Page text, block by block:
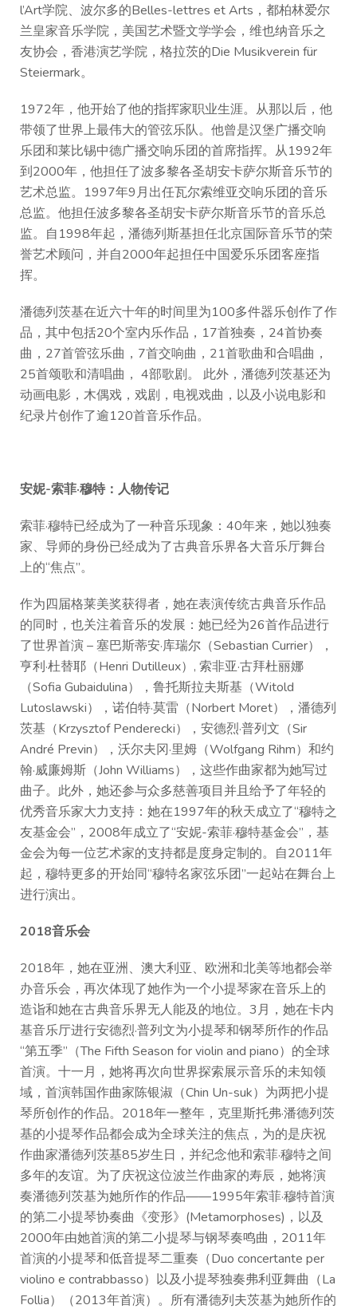
l’Art学院、波尔多的Belles-lettres et Arts，都柏林爱尔
兰皇家音乐学院，美国艺术暨文学学会，维也纳音乐之
友协会，香港演艺学院，格拉茨的Die Musikverein für
Steiermark。
1972年，他开始了他的指挥家职业生涯。从那以后，他
带领了世界上最伟大的管弦乐队。他曾是汉堡广播交响
乐团和莱比锡中德广播交响乐团的首席指挥。从1992年
到2000年，他担任了波多黎各圣胡安卡萨尔斯音乐节的
艺术总监。1997年9月出任瓦尔索维亚交响乐团的音乐
总监。他担任波多黎各圣胡安卡萨尔斯音乐节的音乐总
监。自1998年起，潘德列斯基担任北京国际音乐节的荣
誉艺术顾问，并自2000年起担任中国爱乐乐团客座指
挥。
潘德列茨基在近六十年的时间里为100多件器乐创作了作
品，其中包括20个室内乐作品，17首独奏，24首协奏
曲，27首管弦乐曲，7首交响曲，21首歌曲和合唱曲，
25首颂歌和清唱曲， 4部歌剧。 此外，潘德列茨基还为
动画电影，木偶戏，戏剧，电视戏曲，以及小说电影和
纪录片创作了逾120首音乐作品。
安妮-索菲·穆特：人物传记
索菲·穆特已经成为了一种音乐现象：40年来，她以独奏
家、导师的身份已经成为了古典音乐界各大音乐厅舞台
上的“焦点”。
作为四届格莱美奖获得者，她在表演传统古典音乐作品
的同时，也关注着音乐的发展：她已经为26首作品进行
了世界首演 – 塞巴斯蒂安·库瑞尔（Sebastian Currier），
亨利·杜替耶（Henri Dutilleux）, 索非亚·古拜杜丽娜
（Sofia Gubaidulina），鲁托斯拉夫斯基（Witold
Lutoslawski），诺伯特·莫雷（Norbert Moret），潘德列
茨基（Krzysztof Penderecki），安德烈·普列文（Sir
André Previn），沃尔夫冈·里姆（Wolfgang Rihm）和约
翰·威廉姆斯（John Williams），这些作曲家都为她写过
曲子。此外，她还参与众多慈善项目并且给予了年轻的
优秀音乐家大力支持：她在1997年的秋天成立了“穆特之
友基金会”，2008年成立了“安妮-索菲·穆特基金会”，基
金会为每一位艺术家的支持都是度身定制的。自2011年
起，穆特更多的开始同“穆特名家弦乐团”一起站在舞台上
进行演出。
2018音乐会
2018年，她在亚洲、澳大利亚、欧洲和北美等地都会举
办音乐会，再次体现了她作为一个小提琴家在音乐上的
造诣和她在古典音乐界无人能及的地位。3月，她在卡内
基音乐厅进行安德烈·普列文为小提琴和钢琴所作的作品
“第五季”（The Fifth Season for violin and piano）的全球
首演。十一月，她将再次向世界探索展示音乐的未知领
域，首演韩国作曲家陈银淑（Chin Un-suk）为两把小提
琴所创作的作品。2018年一整年，克里斯托弗·潘德列茨
基的小提琴作品都会成为全球关注的焦点，为的是庆祝
作曲家潘德列茨基85岁生日，并纪念他和索菲·穆特之间
多年的友谊。为了庆祝这位波兰作曲家的寿辰，她将演
奏潘德列茨基为她所作的作品——1995年索菲·穆特首演
的第二小提琴协奏曲《变形》(Metamorphoses)，以及
2000年由她首演的第二小提琴与钢琴奏鸣曲，2011年
首演的小提琴和低音提琴二重奏（Duo concertante per
violino e contrabbasso）以及小提琴独奏弗利亚舞曲（La
Follia）（2013年首演）。所有潘德列夫茨基为她所作的